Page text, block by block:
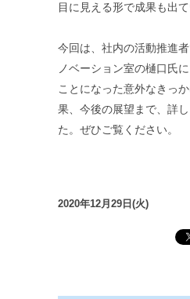
目に見える形で成果も出て
今回は、社内の活動推進
ノベーション室の樋口氏
ことになった意外なきっ
果、今後の展望まで、詳
た。ぜひご覧ください。
2020年12月29日(火)